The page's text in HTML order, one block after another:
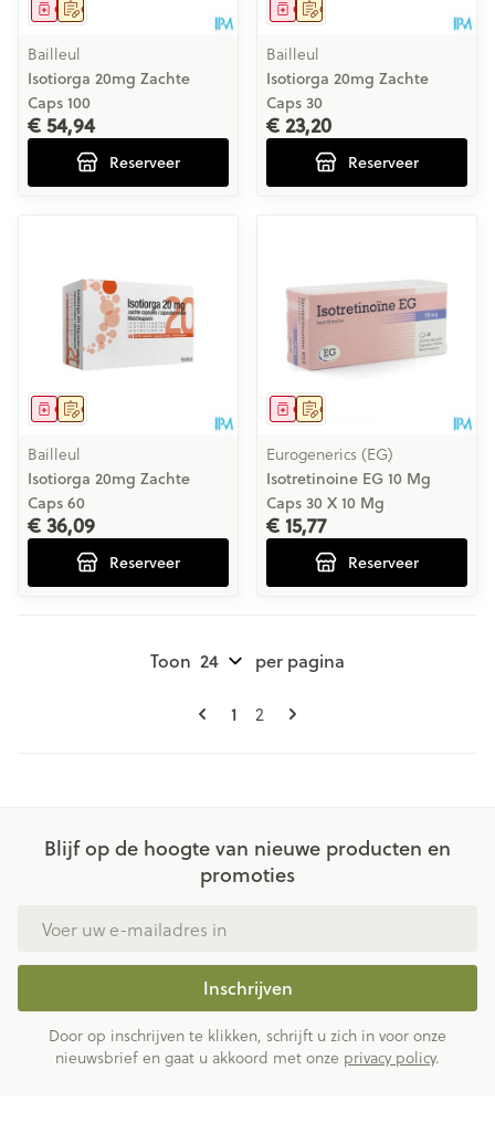
Op voorschrift
Geneesmiddel
Bailleul
Isotiorga 20mg Zachte
Caps 100
€ 54,94
Reserveer
Op voorschrift
Geneesmiddel
Bailleul
Isotiorga 20mg Zachte
Caps 30
€ 23,20
Reserveer
Op voorschrift
Geneesmiddel
Bailleul
Isotiorga 20mg Zachte
Caps 60
€ 36,09
Reserveer
Op voorschrift
Geneesmiddel
Eurogenerics (EG)
Isotretinoine EG 10 Mg
Caps 30 X 10 Mg
€ 15,77
Reserveer
Pagina's
U lees momenteel pagina
1 Pagina
2
Toon per pagina
Blijf op de hoogte van nieuwe producten en
promoties
Inschrijven
Door op inschrijven te klikken, schrijft u zich in voor onze
nieuwsbrief en gaat u akkoord met onze privacy policy.